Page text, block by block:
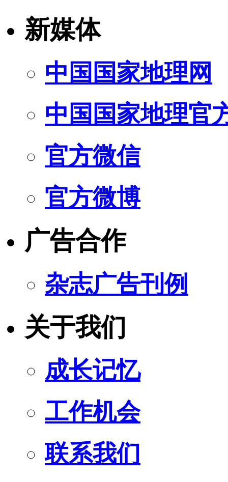
新媒体
中国国家地理网
中国国家地理官
官方微信
官方微博
广告合作
杂志广告刊例
关于我们
成长记忆
工作机会
联系我们